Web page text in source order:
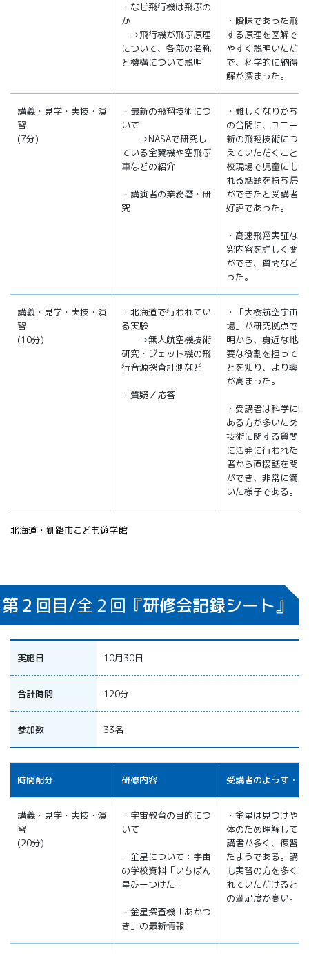
・なぜ飛行機は飛ぶの
か
→飛行機が飛ぶ原理
について、各部の名称
と機構について説明
・曖昧であった飛
する原理を図解で
やすく説明いただ
で、科学的に納得
解が深まった。
講義・見学・実技・演
習
(7分)
・最新の飛翔技術につ
いて
→NASAで研究し
ている全翼機や空飛ぶ
車などの紹介
・講演者の業務暦・研
究
・難しくなりがち
の合間に、ユニー
新の飛翔技術につ
えていただくこと
校現場で児童にも
れる話題を持ち帰
ができたと受講者
好評であった。
・高速飛翔実証な
究内容を詳しく聞
ができ、質問など
った。
講義・見学・実技・演
習
(10分)
・北海道で行われてい
る実験
→無人航空機技術
研究・ジェット機の飛
行音源探査計測など
・質疑／応答
・「大樹航空宇宙
場」が研究拠点で
明から、身近な地
要な役割を担って
とを知り、より興
が高まった。
・受講者は科学に
ある方が多いため
技術に関する質問
に活発に行われた
者から直接話を聞
ができ、非常に満
いた様子である。
北海道・釧路市こども遊学館
第２回目/全２回 『研修会記録シート』
実施日 10月30日
合計時間 120分
参加数 33名
時間配分 研修内容 受講者のようす・感
講義・見学・実技・演
習
(20分)
・宇宙教育の目的につ
いて
・金星について：宇宙
の学校資料「いちばん
星みーつけた」
・金星探査機「あかつ
き」の最新情報
・金星は見つけや
体のため理解して
講者が多く、復習
たようである。講
も実習の方を多く
れていただけると
の満足度が高い。